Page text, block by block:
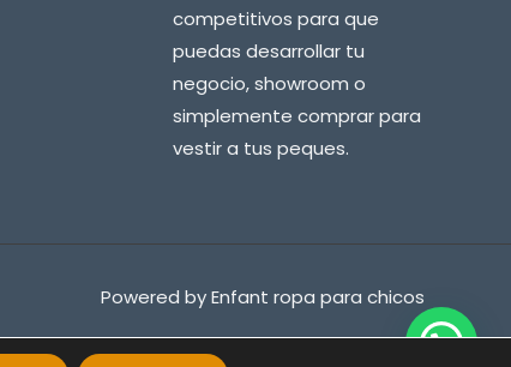
competitivos para que
puedas desarrollar tu
negocio, showroom o
simplemente comprar para
vestir a tus peques.
Powered by Enfant ropa para chicos